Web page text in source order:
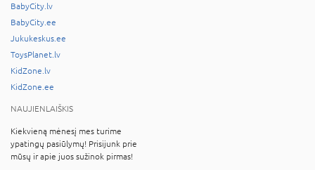
BabyCity.lv
BabyCity.ee
Jukukeskus.ee
ToysPlanet.lv
KidZone.lv
KidZone.ee
NAUJIENLAIŠKIS
Kiekvieną mėnesį mes turime
ypatingų pasiūlymų! Prisijunk prie
mūsų ir apie juos sužinok pirmas!